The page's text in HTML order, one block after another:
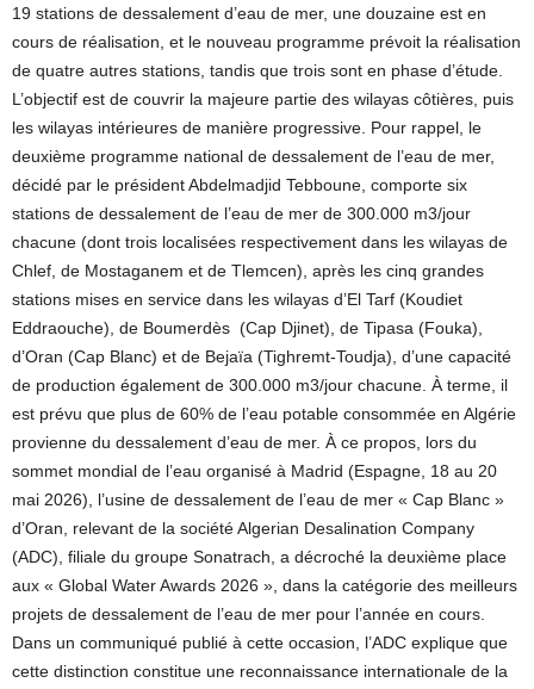
19 stations de dessalement d’eau de mer, une douzaine est en
cours de réalisation, et le nouveau programme prévoit la réalisation
de quatre autres stations, tandis que trois sont en phase d’étude.
L’objectif est de couvrir la majeure partie des wilayas côtières, puis
les wilayas intérieures de manière progressive. Pour rappel, le
deuxième programme national de dessalement de l’eau de mer,
décidé par le président Abdelmadjid Tebboune, comporte six
stations de dessalement de l’eau de mer de 300.000 m3/jour
chacune (dont trois localisées respectivement dans les wilayas de
Chlef, de Mostaganem et de Tlemcen), après les cinq grandes
stations mises en service dans les wilayas d’El Tarf (Koudiet
Eddraouche), de Boumerdès (Cap Djinet), de Tipasa (Fouka),
d’Oran (Cap Blanc) et de Bejaïa (Tighremt-Toudja), d’une capacité
de production également de 300.000 m3/jour chacune. À terme, il
est prévu que plus de 60% de l’eau potable consommée en Algérie
provienne du dessalement d’eau de mer. À ce propos, lors du
sommet mondial de l’eau organisé à Madrid (Espagne, 18 au 20
mai 2026), l’usine de dessalement de l’eau de mer « Cap Blanc »
d’Oran, relevant de la société Algerian Desalination Company
(ADC), filiale du groupe Sonatrach, a décroché la deuxième place
aux « Global Water Awards 2026 », dans la catégorie des meilleurs
projets de dessalement de l’eau de mer pour l’année en cours.
Dans un communiqué publié à cette occasion, l’ADC explique que
cette distinction constitue une reconnaissance internationale de la